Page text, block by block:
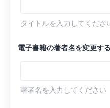
タイトルを入力してくださ
電子書籍の著者名を変更する
著者名を入力してください